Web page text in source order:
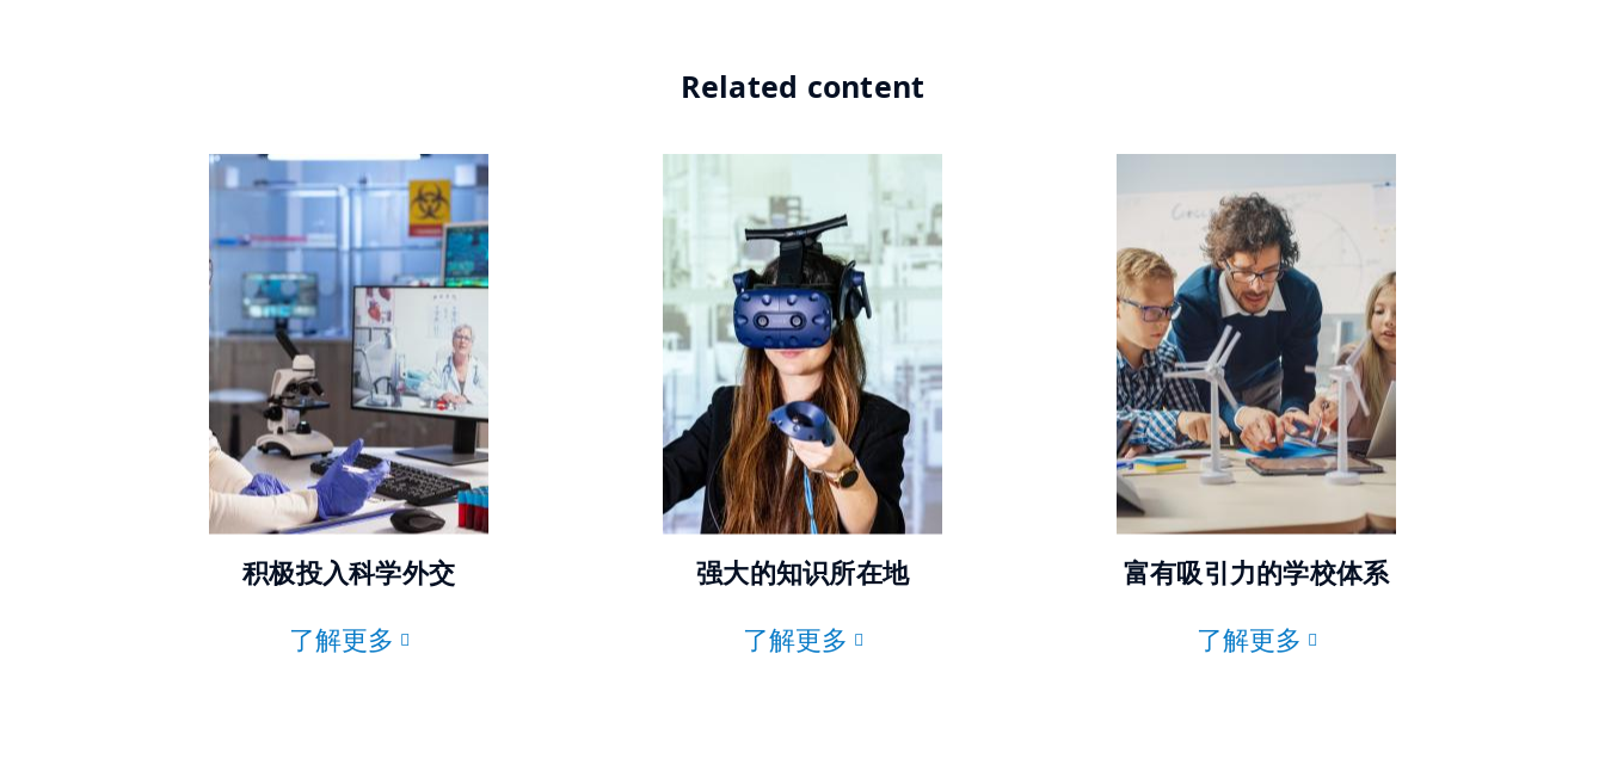
Related content
© AdobeStock
积极投入科学外交
了解更多
© 德新社强大的知识所在地
了解更多
© AdobeStock
富有吸引力的学校体系
了解更多